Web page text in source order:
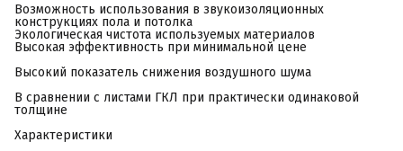
Возможность использования в звукоизоляционных
конструкциях пола и потолка
Экологическая чистота используемых материалов
Высокая эффективность при минимальной цене
Высокий показатель снижения воздушного шума
В сравнении с листами ГКЛ при практически одинаковой
толщине
Характеристики